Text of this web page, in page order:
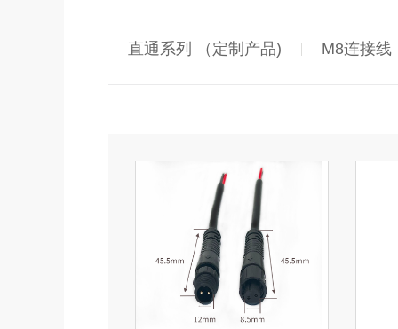
直通系列 （定制产品) M8连接线
查看详情
立即咨询